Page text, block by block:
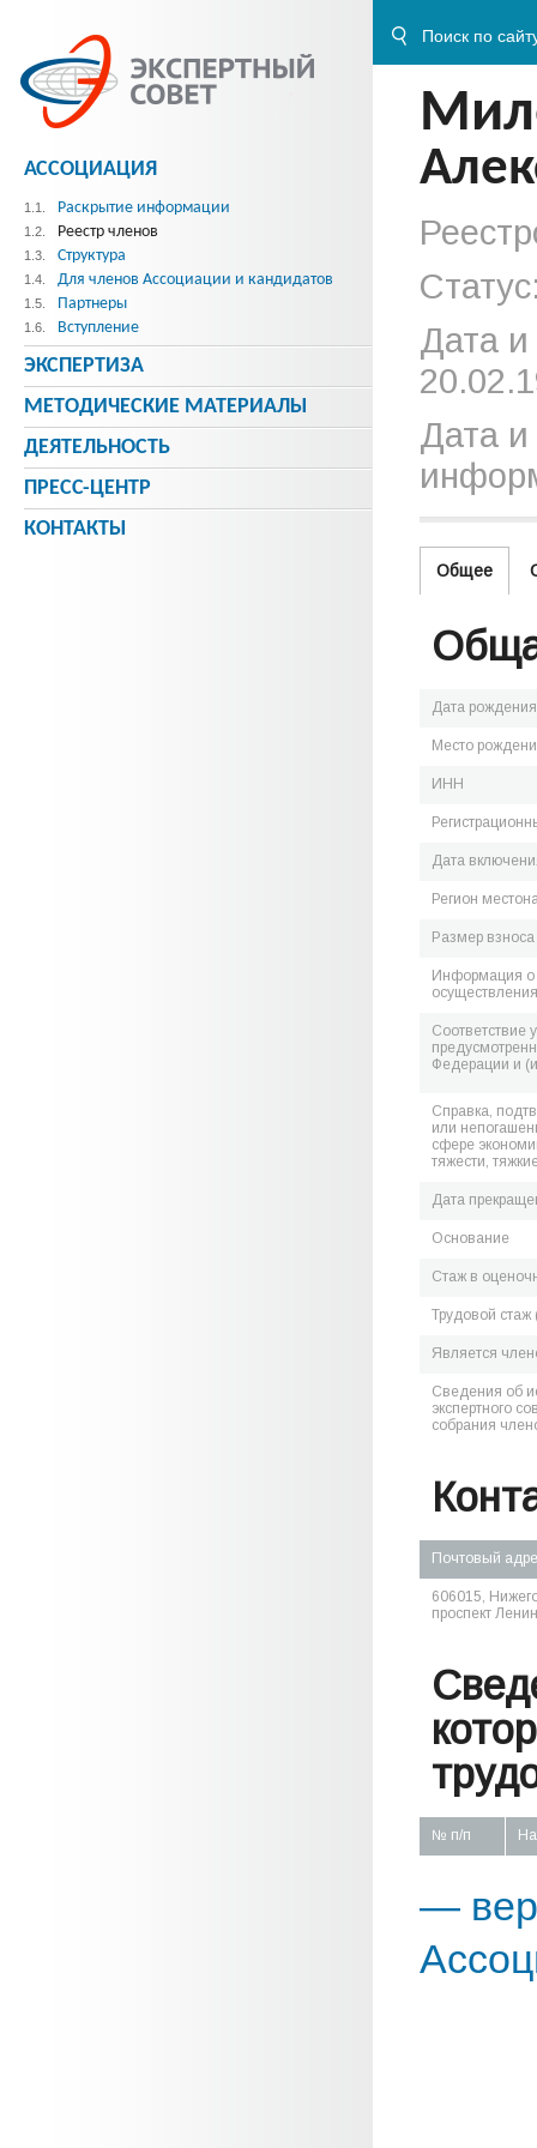
Дата
Дата и
Общее
Дата рождения
Место
ИНН
Дата
Регион
Размер
Информация о
Соответствие
Федерации и
Справка,
или
сфере
тяжести,
Дата
Основание
Стаж в
Трудовой стаж
Является
Сведения об
экспертного
собрания
Почтовый
606015,
проспект
№ п/п
—
АССОЦИАЦИЯ
1.1. Раскрытие информации
1.2. Реестр членов
1.3. Структура
1.4. Для членов Ассоциации и кандидатов
1.5. Партнеры
1.6. Вступление
ЭКСПЕРТИЗА
МЕТОДИЧЕСКИE МАТЕРИАЛЫ
ДЕЯТЕЛЬНОСТЬ
ПРЕСС-ЦЕНТР
КОНТАКТЫ